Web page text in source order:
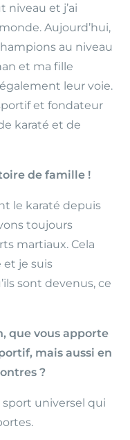
niveau et j’ai
Aujourd’hui,
au niveau
et ma fille
leur voie.
et fondateur
karaté et de
de famille !
le karaté depuis
toujours
martiaux. Cela
et je suis
sont devenus, ce
que vous apporte
mais aussi en
?
universel qui